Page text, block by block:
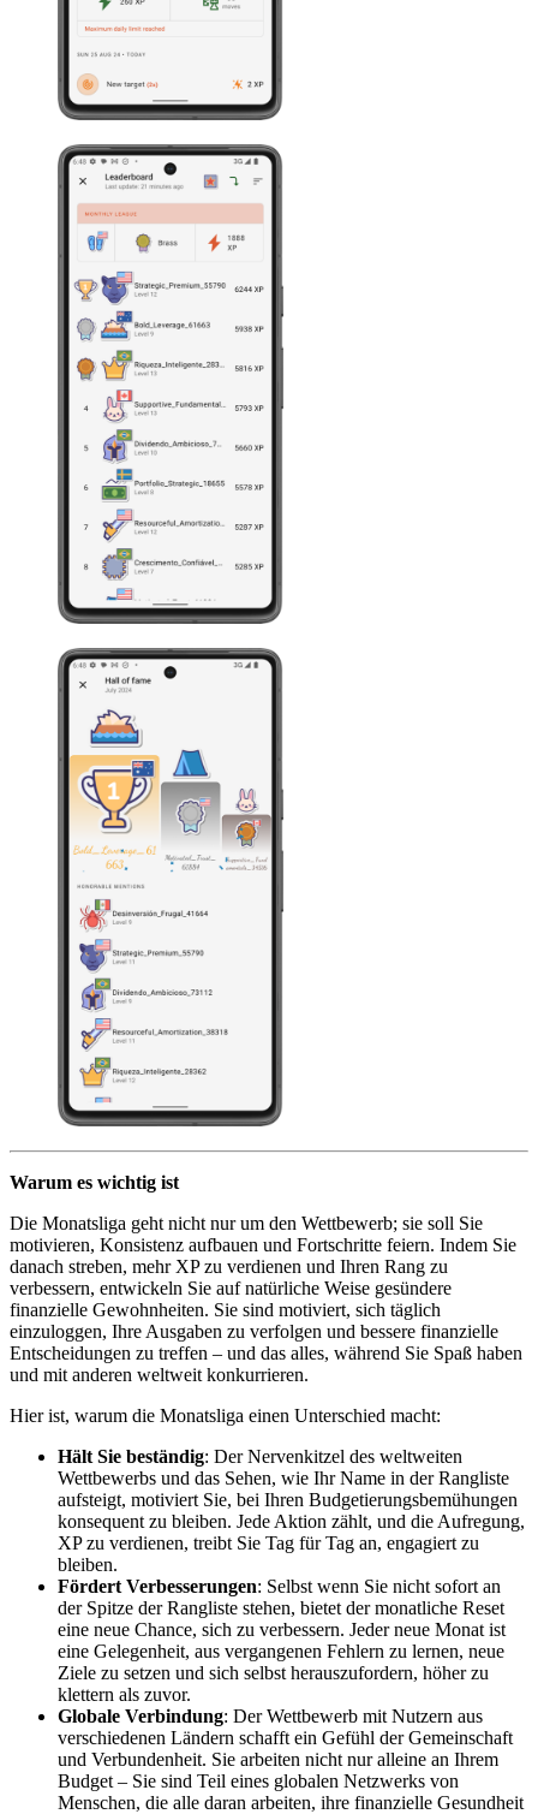
Warum es wichtig ist
Die Monatsliga geht nicht nur um den Wettbewerb; sie soll Sie
motivieren, Konsistenz aufbauen und Fortschritte feiern. Indem Sie
danach streben, mehr XP zu verdienen und Ihren Rang zu
verbessern, entwickeln Sie auf natürliche Weise gesündere
finanzielle Gewohnheiten. Sie sind motiviert, sich täglich
einzuloggen, Ihre Ausgaben zu verfolgen und bessere finanzielle
Entscheidungen zu treffen – und das alles, während Sie Spaß haben
und mit anderen weltweit konkurrieren.
Hier ist, warum die Monatsliga einen Unterschied macht:
Hält Sie beständig: Der Nervenkitzel des weltweiten
Wettbewerbs und das Sehen, wie Ihr Name in der Rangliste
aufsteigt, motiviert Sie, bei Ihren Budgetierungsbemühungen
konsequent zu bleiben. Jede Aktion zählt, und die Aufregung,
XP zu verdienen, treibt Sie Tag für Tag an, engagiert zu
bleiben.
Fördert Verbesserungen: Selbst wenn Sie nicht sofort an
der Spitze der Rangliste stehen, bietet der monatliche Reset
eine neue Chance, sich zu verbessern. Jeder neue Monat ist
eine Gelegenheit, aus vergangenen Fehlern zu lernen, neue
Ziele zu setzen und sich selbst herauszufordern, höher zu
klettern als zuvor.
Globale Verbindung: Der Wettbewerb mit Nutzern aus
verschiedenen Ländern schafft ein Gefühl der Gemeinschaft
und Verbundenheit. Sie arbeiten nicht nur alleine an Ihrem
Budget – Sie sind Teil eines globalen Netzwerks von
Menschen, die alle daran arbeiten, ihre finanzielle Gesundheit